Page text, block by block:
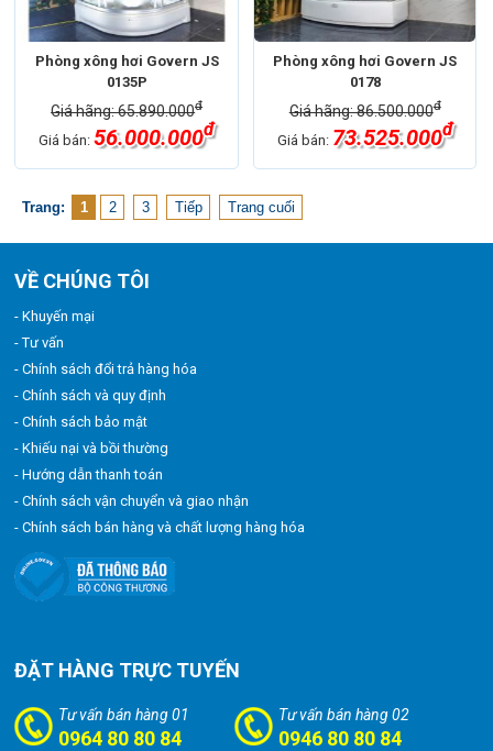
Phòng xông hơi Govern JS
0135P
Giá hãng: 65.890.000đ
Giá bán:56.000.000đ
Phòng xông hơi Govern JS
0178
Giá hãng: 86.500.000đ
Giá bán: 73.525.000đ
Trang: 1 2 3 Tiếp Trang cuối
VỀ CHÚNG TÔI
- Khuyến mại
- Tư vấn
- Chính sách đổi trả hàng hóa
- Chính sách và quy định
- Chính sách bảo mật
- Khiếu nại và bồi thường
- Hướng dẫn thanh toán
- Chính sách vận chuyển và giao nhận
- Chính sách bán hàng và chất lượng hàng hóa
ĐẶT HÀNG TRỰC TUYẾN
Tư vấn bán hàng 01
0964 80 80 84
Tư vấn bán hàng 02
0946 80 80 84